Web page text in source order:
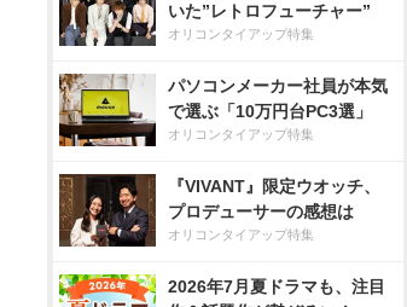
いた”レトロフューチャー”
オリコンタイアップ特集
パソコンメーカー社員が本気
で選ぶ「10万円台PC3選」
オリコンタイアップ特集
『VIVANT』限定ウオッチ、
プロデューサーの感想は
オリコンタイアップ特集
2026年7月夏ドラマも、注目